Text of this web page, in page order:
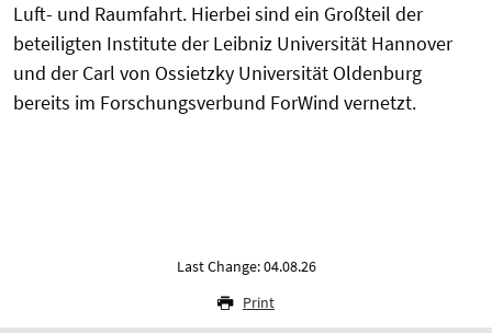
Luft- und Raumfahrt. Hierbei sind ein Großteil der
beteiligten Institute der Leibniz Universität Hannover
und der Carl von Ossietzky Universität Oldenburg
bereits im Forschungsverbund ForWind vernetzt.
Last Change: 04.08.26
Print